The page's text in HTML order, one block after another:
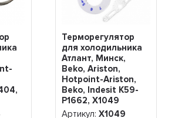
Терморегулятор
для холодильника
Атлант, Минск,
Beko, Ariston,
Hotpoint-Ariston,
Beko, Indesit K59-
P1662, Х1049
Артикул: Х1049